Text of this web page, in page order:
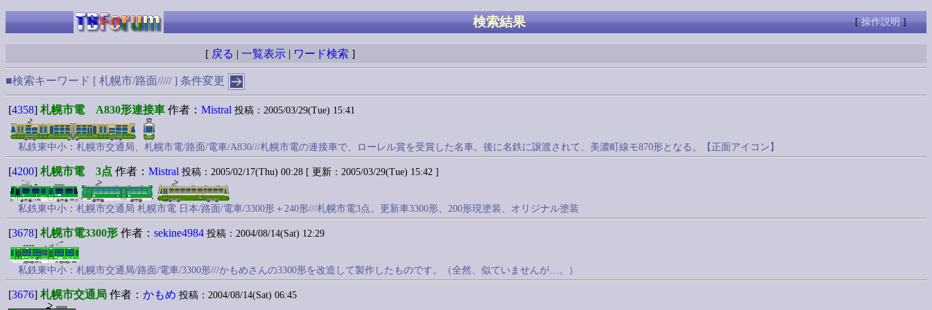
[操作説明]
検索結果
[ 戻る | 一覧表示 | ワード検索 ]
■検索キーワード [ 札幌市/路面///// ] 条件変更
[4358] 札幌市電 A830形連接車 作者： Mistral 投稿：2005/03/29(Tue) 15:41
私鉄東中小：札幌市交通局、札幌市電/路面/電車/A830///札幌市電の連接車で、ローレル賞を受賞した名車。後に名鉄に譲渡されて、美濃町線モ870形となる。【正面アイコン】
[4200] 札幌市電 3点 作者： Mistral 投稿：2005/02/17(Thu) 00:28 [ 更新：2005/03/29(Tue) 15:42 ]
私鉄東中小：札幌市交通局 札幌市電 日本/路面/電車/3300形＋240形///札幌市電3点。更新車3300形、200形現塗装、オリジナル塗装
[3678] 札幌市電3300形 作者： sekine4984 投稿：2004/08/14(Sat) 12:29
私鉄東中小：札幌市交通局/路面/電車/3300形///かもめさんの3300形を改造して製作したものです。（全然、似ていませんが…。）
[3676] 札幌市交通局 作者： かもめ 投稿：2004/08/14(Sat) 06:45